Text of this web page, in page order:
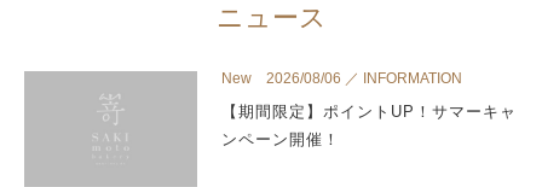
ニュース
New 2026/08/06 ／ INFORMATION
【期間限定】ポイントUP！サマーキャ
ンペーン開催！